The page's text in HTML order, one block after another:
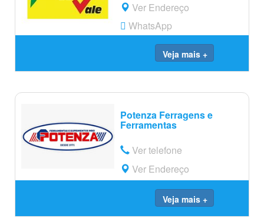
Ver Endereço
WhatsApp
Veja mais +
Potenza Ferragens e
Ferramentas
Ver telefone
Ver Endereço
Veja mais +